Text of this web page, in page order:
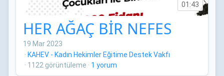
01:43
HER AĞAÇ BİR NEFES
19 Mar 2023
· KAHEV - Kadın Hekimler Eğitime Destek Vakfı
· 1122 görüntüleme · 1 yorum